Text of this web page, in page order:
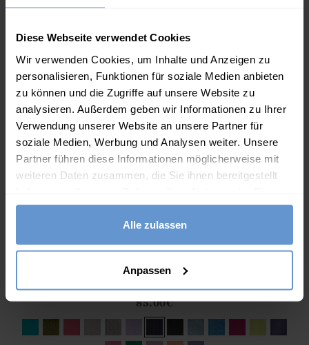
Diese Webseite verwendet Cookies
Wir verwenden Cookies, um Inhalte und Anzeigen zu
personalisieren, Funktionen für soziale Medien anbieten
zu können und die Zugriffe auf unsere Website zu
analysieren. Außerdem geben wir Informationen zu Ihrer
Verwendung unserer Website an unsere Partner für
soziale Medien, Werbung und Analysen weiter. Unsere
Partner führen diese Informationen möglicherweise mit
weiteren Daten zusammen, die Sie ihnen bereitgestellt
gesammelt haben.
Alle zulassen
Anpassen
?? ""
Nein
Pullover mit Rundhalsausschnitt aus Merinowolle
und Kaschmir für Damen
85.00€